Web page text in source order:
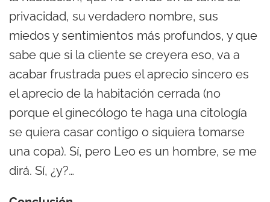
privacidad, su verdadero nombre, sus
miedos y sentimientos más profundos, y que
sabe que si la cliente se creyera eso, va a
acabar frustrada pues el aprecio sincero es
el aprecio de la habitación cerrada (no
porque el ginecólogo te haga una citología
se quiera casar contigo o siquiera tomarse
una copa). Sí, pero Leo es un hombre, se me
dirá. Sí, ¿y?…